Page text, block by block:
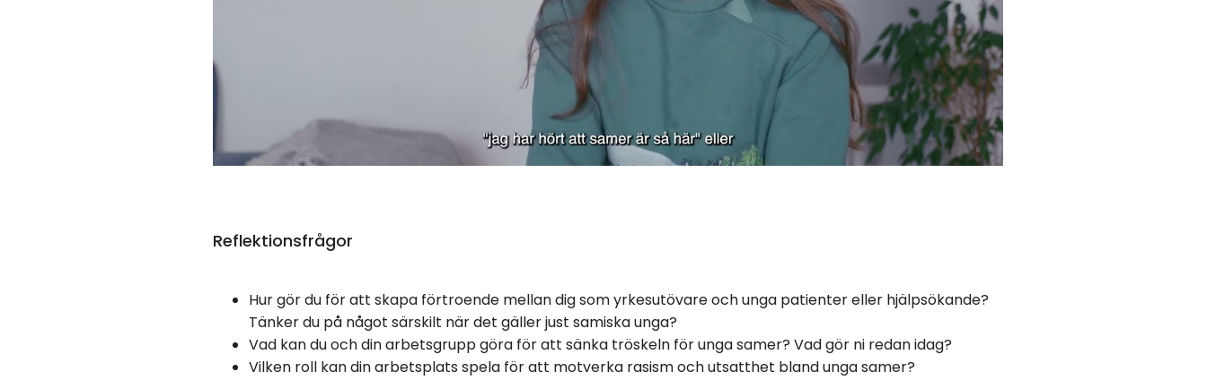
Reflektionsfrågor
Hur gör du för att skapa förtroende mellan dig som yrkesutövare och unga patienter eller hjälpsökande?
Tänker du på något särskilt när det gäller just samiska unga?
Vad kan du och din arbetsgrupp göra för att sänka tröskeln för unga samer? Vad gör ni redan idag?
Vilken roll kan din arbetsplats spela för att motverka rasism och utsatthet bland unga samer?